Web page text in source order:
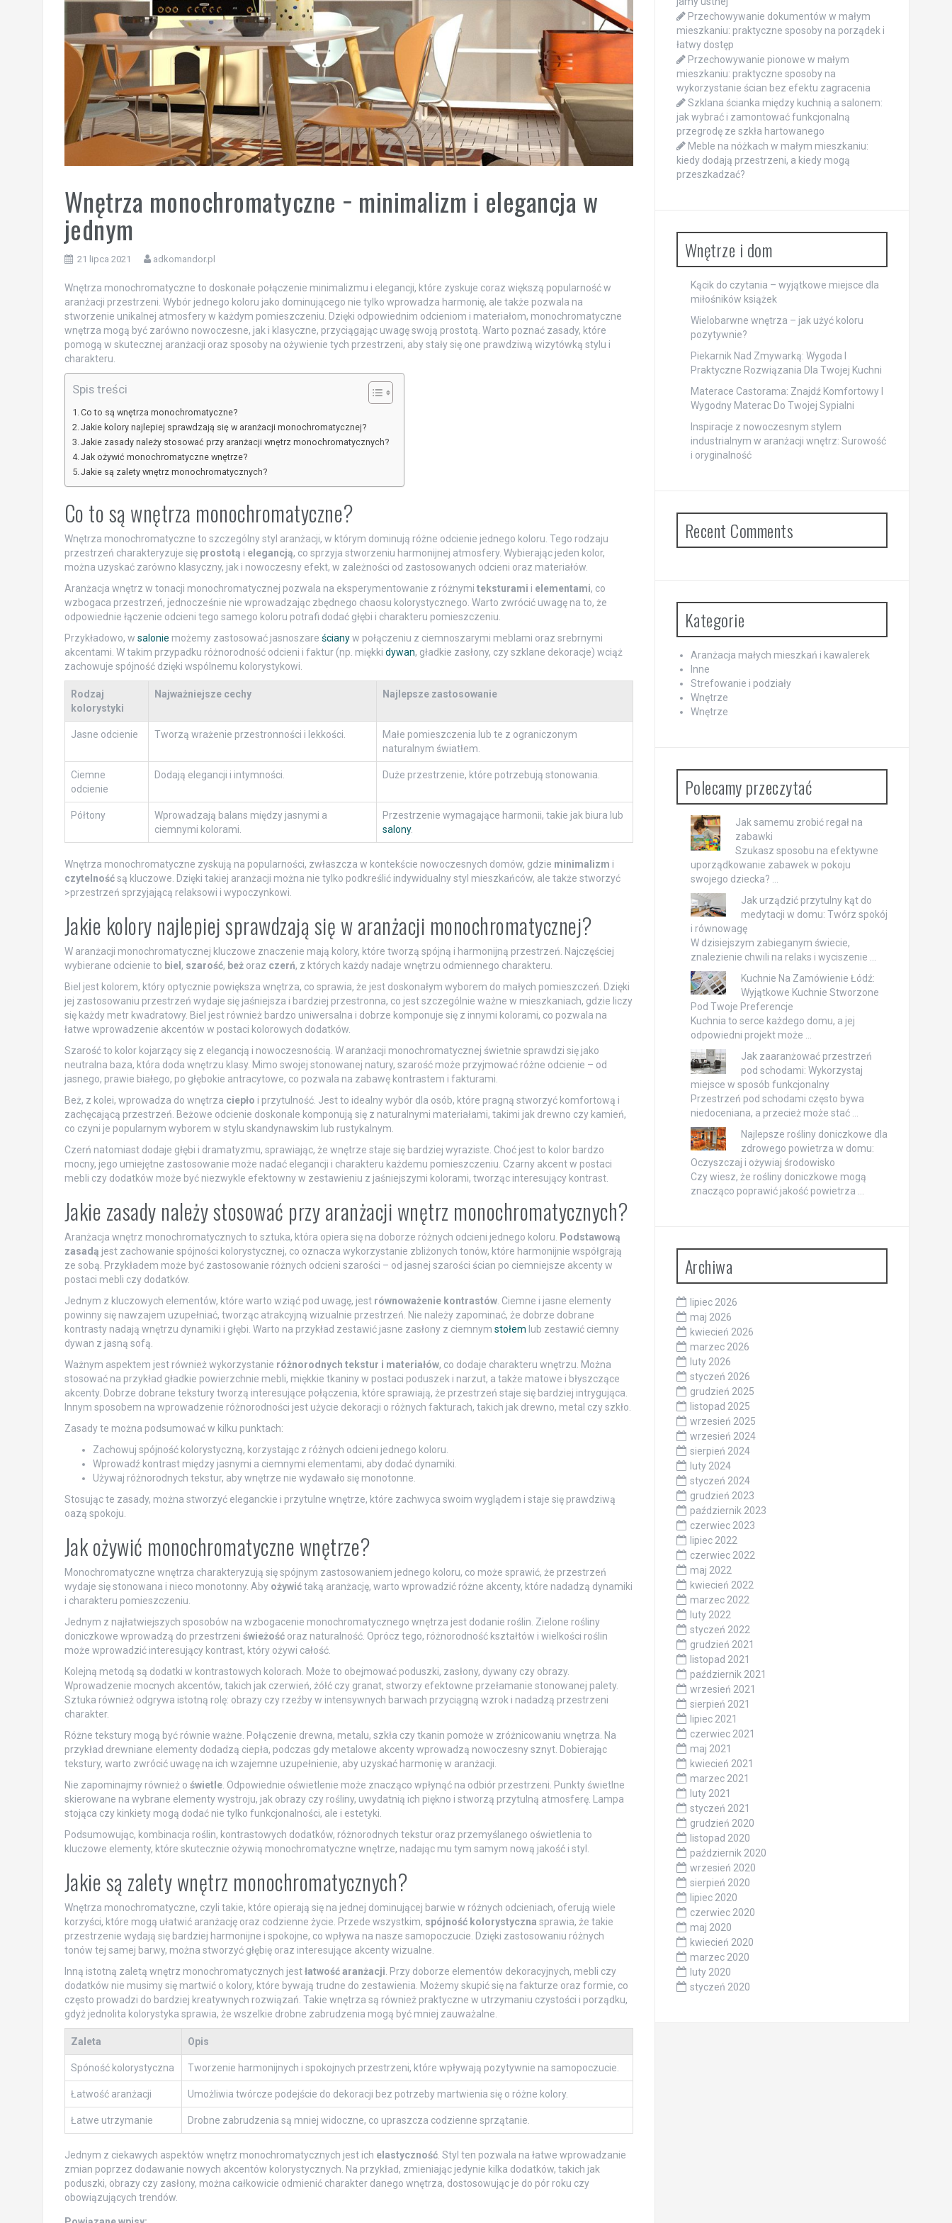
Wnętrza monochromatyczne − minimalizm i elegancja w
jednym
21 lipca 2021 adkomandor.pl
Wnętrza monochromatyczne to doskonałe połączenie minimalizmu i elegancji, które zyskuje coraz większą popularność w
aranżacji przestrzeni. Wybór jednego koloru jako dominującego nie tylko wprowadza harmonię, ale także pozwala na
stworzenie unikalnej atmosfery w każdym pomieszczeniu. Dzięki odpowiednim odcieniom i materiałom, monochromatyczne
wnętrza mogą być zarówno nowoczesne, jak i klasyczne, przyciągając uwagę swoją prostotą. Warto poznać zasady, które
pomogą w skutecznej aranżacji oraz sposoby na ożywienie tych przestrzeni, aby stały się one prawdziwą wizytówką stylu i
charakteru.
Spis treści
Co to są wnętrza monochromatyczne?
Jakie kolory najlepiej sprawdzają się w aranżacji monochromatycznej?
Jakie zasady należy stosować przy aranżacji wnętrz monochromatycznych?
Jak ożywić monochromatyczne wnętrze?
Jakie są zalety wnętrz monochromatycznych?
Co to są wnętrza monochromatyczne?
Wnętrza monochromatyczne to szczególny styl aranżacji, w którym dominują różne odcienie jednego koloru. Tego rodzaju
przestrzeń charakteryzuje się prostotą i elegancją, co sprzyja stworzeniu harmonijnej atmosfery. Wybierając jeden kolor,
można uzyskać zarówno klasyczny, jak i nowoczesny efekt, w zależności od zastosowanych odcieni oraz materiałów.
Aranżacja wnętrz w tonacji monochromatycznej pozwala na eksperymentowanie z różnymi teksturami i elementami, co
wzbogaca przestrzeń, jednocześnie nie wprowadzając zbędnego chaosu kolorystycznego. Warto zwrócić uwagę na to, że
odpowiednie łączenie odcieni tego samego koloru potrafi dodać głębi i charakteru pomieszczeniu.
Przykładowo, w salonie możemy zastosować jasnoszare ścianyw połączeniu z ciemnoszarymi meblami oraz srebrnymi
akcentami. W takim przypadku różnorodność odcieni i faktur (np. miękki dywan, gładkie zasłony, czy szklane dekoracje) wciąż
zachowuje spójność dzięki wspólnemu kolorystykowi.
Rodzaj
kolorystyki
Najważniejsze cechy Najlepsze zastosowanie
Jasne odcienie Tworzą wrażenie przestronności i lekkości.
Małe pomieszczenia lub te z ograniczonym
naturalnym światłem.
Ciemne
odcienie
Dodają elegancji i intymności. Duże przestrzenie, które potrzebują stonowania.
Półtony
Wprowadzają balans między jasnymi a
ciemnymi kolorami.
Przestrzenie wymagające harmonii, takie jak biura lub
salony.
Wnętrza monochromatyczne zyskują na popularności, zwłaszcza w kontekście nowoczesnych domów, gdzie minimalizm i
czytelnośćsą kluczowe. Dzięki takiej aranżacji można nie tylko podkreślić indywidualny styl mieszkańców, ale także stworzyć
>przestrzeń sprzyjającą relaksowi i wypoczynkowi.
Jakie kolory najlepiej sprawdzają się w aranżacji monochromatycznej?
W aranżacji monochromatycznej kluczowe znaczenie mają kolory, które tworzą spójną i harmonijną przestrzeń. Najczęściej
wybierane odcienie to biel , szarość, beżoraz czerń, z których każdy nadaje wnętrzu odmiennego charakteru.
Biel jest kolorem, który optycznie powiększa wnętrza, co sprawia, że jest doskonałym wyborem do małych pomieszczeń. Dzięki
jej zastosowaniu przestrzeń wydaje się jaśniejsza i bardziej przestronna, co jest szczególnie ważne w mieszkaniach, gdzie liczy
się każdy metr kwadratowy. Biel jest również bardzo uniwersalna i dobrze komponuje się z innymi kolorami, co pozwala na
łatwe wprowadzenie akcentów w postaci kolorowych dodatków.
Szarość to kolor kojarzący się z elegancją i nowoczesnością. W aranżacji monochromatycznej świetnie sprawdzi się jako
neutralna baza, która doda wnętrzu klasy. Mimo swojej stonowanej natury, szarość może przyjmować różne odcienie – od
jasnego, prawie białego, po głębokie antracytowe, co pozwala na zabawę kontrastem i fakturami.
Beż, z kolei, wprowadza do wnętrza ciepło i przytulność. Jest to idealny wybór dla osób, które pragną stworzyć komfortową i
zachęcającą przestrzeń. Beżowe odcienie doskonale komponują się z naturalnymi materiałami, takimi jak drewno czy kamień,
co czyni je popularnym wyborem w stylu skandynawskim lub rustykalnym.
Czerń natomiast dodaje głębi i dramatyzmu, sprawiając, że wnętrze staje się bardziej wyraziste. Choć jest to kolor bardzo
mocny, jego umiejętne zastosowanie może nadać elegancji i charakteru każdemu pomieszczeniu. Czarny akcent w postaci
mebli czy dodatków może być niezwykle efektowny w zestawieniu z jaśniejszymi kolorami, tworząc interesujący kontrast.
Jakie zasady należy stosować przy aranżacji wnętrz monochromatycznych?
Aranżacja wnętrz monochromatycznych to sztuka, która opiera się na doborze różnych odcieni jednego koloru.
Podstawową
zasadą jest zachowanie spójności kolorystycznej, co oznacza wykorzystanie zbliżonych tonów, które harmonijnie współgrają
ze sobą. Przykładem może być zastosowanie różnych odcieni szarości – od jasnej szarości ścian po ciemniejsze akcenty w
postaci mebli czy dodatków.
Jednym z kluczowych elementów, które warto wziąć pod uwagę, jest równoważenie kontrastów. Ciemne i jasne elementy
powinny się nawzajem uzupełniać, tworząc atrakcyjną wizualnie przestrzeń. Nie należy zapominać, że dobrze dobrane
kontrasty nadają wnętrzu dynamiki i głębi. Warto na przykład zestawić jasne zasłony z ciemnym stołem lub zestawić ciemny
dywan z jasną sofą.
Ważnym aspektem jest również wykorzystanie różnorodnych tekstur i materiałów, co dodaje charakteru wnętrzu. Można
stosować na przykład gładkie powierzchnie mebli, miękkie tkaniny w postaci poduszek i narzut, a także matowe i błyszczące
akcenty. Dobrze dobrane tekstury tworzą interesujące połączenia, które sprawiają, że przestrzeń staje się bardziej intrygująca.
Innym sposobem na wprowadzenie różnorodności jest użycie dekoracji o różnych fakturach, takich jak drewno, metal czy szkło.
Zasady te można podsumować w kilku punktach:
Zachowuj spójność kolorystyczną, korzystając z różnych odcieni jednego koloru.
Wprowadź kontrast między jasnymi a ciemnymi elementami, aby dodać dynamiki.
Używaj różnorodnych tekstur, aby wnętrze nie wydawało się monotonne.
Stosując te zasady, można stworzyć eleganckie i przytulne wnętrze, które zachwyca swoim wyglądem i staje się prawdziwą
oazą spokoju.
Jak ożywić monochromatyczne wnętrze?
Monochromatyczne wnętrza charakteryzują się spójnym zastosowaniem jednego koloru, co może sprawić, że przestrzeń
wydaje się stonowana i nieco monotonny. Aby ożywićtaką aranżację, warto wprowadzić różne akcenty, które nadadzą dynamiki
i charakteru pomieszczeniu.
Jednym z najłatwiejszych sposobów na wzbogacenie monochromatycznego wnętrza jest dodanie roślin. Zielone rośliny
doniczkowe wprowadzą do przestrzeni świeżośćoraz naturalność. Oprócz tego, różnorodność kształtów i wielkości roślin
może wprowadzić interesujący kontrast, który ożywi całość.
Kolejną metodą są dodatki w kontrastowych kolorach. Może to obejmować poduszki, zasłony, dywany czy obrazy.
Wprowadzenie mocnych akcentów, takich jak czerwień, żółć czy granat, stworzy efektowne przełamanie stonowanej palety.
Sztuka również odgrywa istotną rolę: obrazy czy rzeźby w intensywnych barwach przyciągną wzrok i nadadzą przestrzeni
charakter.
Różne tekstury mogą być równie ważne. Połączenie drewna, metalu, szkła czy tkanin pomoże w zróżnicowaniu wnętrza. Na
przykład drewniane elementy dodadzą ciepła, podczas gdy metalowe akcenty wprowadzą nowoczesny sznyt. Dobierając
tekstury, warto zwrócić uwagę na ich wzajemne uzupełnienie, aby uzyskać harmonię w aranżacji.
Nie zapominajmy również o świetle. Odpowiednie oświetlenie może znacząco wpłynąć na odbiór przestrzeni. Punkty świetlne
skierowane na wybrane elementy wystroju, jak obrazy czy rośliny, uwydatnią ich piękno i stworzą przytulną atmosferę. Lampa
stojąca czy kinkiety mogą dodać nie tylko funkcjonalności, ale i estetyki.
Podsumowując, kombinacja roślin, kontrastowych dodatków, różnorodnych tekstur oraz przemyślanego oświetlenia to
kluczowe elementy, które skutecznie ożywią monochromatyczne wnętrze, nadając mu tym samym nową jakość i styl.
Jakie są zalety wnętrz monochromatycznych?
Wnętrza monochromatyczne, czyli takie, które opierają się na jednej dominującej barwie w różnych odcieniach, oferują wiele
korzyści, które mogą ułatwić aranżację oraz codzienne życie. Przede wszystkim, spójność kolorystyczna sprawia, że takie
przestrzenie wydają się bardziej harmonijne i spokojne, co wpływa na nasze samopoczucie. Dzięki zastosowaniu różnych
tonów tej samej barwy, można stworzyć głębię oraz interesujące akcenty wizualne.
Inną istotną zaletą wnętrz monochromatycznych jestłatwość aranżacji . Przy doborze elementów dekoracyjnych, mebli czy
dodatków nie musimy się martwić o kolory, które bywają trudne do zestawienia. Możemy skupić się na fakturze oraz formie, co
często prowadzi do bardziej kreatywnych rozwiązań. Takie wnętrza są również praktyczne w utrzymaniu czystości i porządku,
gdyż jednolita kolorystyka sprawia, że wszelkie drobne zabrudzenia mogą być mniej zauważalne.
Zaleta Opis
Spóność kolorystyczna Tworzenie harmonijnych i spokojnych przestrzeni, które wpływają pozytywnie na samopoczucie.
Łatwość aranżacji Umożliwia twórcze podejście do dekoracji bez potrzeby martwienia się o różne kolory.
Łatwe utrzymanie Drobne zabrudzenia są mniej widoczne, co upraszcza codzienne sprzątanie.
Jednym z ciekawych aspektów wnętrz monochromatycznych jest ich elastyczność. Styl ten pozwala na łatwe wprowadzanie
zmian poprzez dodawanie nowych akcentów kolorystycznych. Na przykład, zmieniając jedynie kilka dodatków, takich jak
poduszki, obrazy czy zasłony, można całkowicie odmienić charakter danego wnętrza, dostosowując je do pór roku czy
obowiązujących trendów.
Przechowywanie dokumentów w małym
mieszkaniu: praktyczne sposoby na porządek i
łatwy dostęp
Przechowywanie pionowe w małym
mieszkaniu: praktyczne sposoby na
wykorzystanie ścian bez efektu zagracenia
Szklana ścianka między kuchnią a salonem:
jak wybrać i zamontować funkcjonalną
przegrodę ze szkła hartowanego
Meble na nóżkach w małym mieszkaniu:
kiedy dodają przestrzeni, a kiedy mogą
przeszkadzać?
Wnętrze i dom
Kącik do czytania – wyjątkowe miejsce dla
miłośników książek
Wielobarwne wnętrza – jak użyć koloru
pozytywnie?
Piekarnik Nad Zmywarką: Wygoda I
Praktyczne Rozwiązania Dla Twojej Kuchni
Materace Castorama: Znajdź Komfortowy I
Wygodny Materac Do Twojej Sypialni
Inspiracje z nowoczesnym stylem
industrialnym w aranżacji wnętrz: Surowość
i oryginalność
Recent Comments
Kategorie
Aranżacja małych mieszkań i kawalerek
Inne
Strefowanie i podziały
Wnętrze
Wnętrze
Polecamy przeczytać
Jak samemu zrobić regał na
zabawki
Szukasz sposobu na efektywne
uporządkowanie zabawek w pokoju
swojego dziecka? …
Jak urządzić przytulny kąt do
medytacji w domu: Twórz spokój
i równowagę
W dzisiejszym zabieganym świecie,
znalezienie chwili na relaks i wyciszenie …
Kuchnie Na Zamówienie Łódź:
Wyjątkowe Kuchnie Stworzone
Pod Twoje Preferencje
Kuchnia to serce każdego domu, a jej
odpowiedni projekt może …
Jak zaaranżować przestrzeń
pod schodami: Wykorzystaj
miejsce w sposób funkcjonalny
Przestrzeń pod schodami często bywa
niedoceniana, a przecież może stać …
Najlepsze rośliny doniczkowe dla
zdrowego powietrza w domu:
Oczyszczaj i ożywiaj środowisko
Czy wiesz, że rośliny doniczkowe mogą
znacząco poprawić jakość powietrza …
Archiwa
lipiec 2026
maj 2026
kwiecień 2026
marzec 2026
luty 2026
styczeń 2026
grudzień 2025
listopad 2025
wrzesień 2025
wrzesień 2024
sierpień 2024
luty 2024
styczeń 2024
grudzień 2023
październik 2023
czerwiec 2023
lipiec 2022
czerwiec 2022
maj 2022
kwiecień 2022
marzec 2022
luty 2022
styczeń 2022
grudzień 2021
listopad 2021
październik 2021
wrzesień 2021
sierpień 2021
lipiec 2021
czerwiec 2021
maj 2021
kwiecień 2021
marzec 2021
luty 2021
styczeń 2021
grudzień 2020
listopad 2020
październik 2020
wrzesień 2020
sierpień 2020
lipiec 2020
czerwiec 2020
maj 2020
kwiecień 2020
marzec 2020
luty 2020
styczeń 2020